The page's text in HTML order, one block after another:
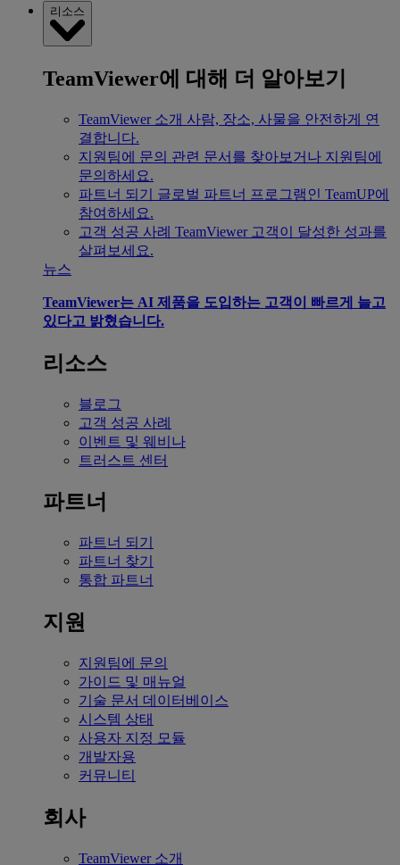
리소스
TeamViewer에 대해 더 알아보기
TeamViewer 소개 사람, 장소, 사물을 안전하게 연
결합니다.
지원팀에 문의 관련 문서를 찾아보거나 지원팀에
문의하세요.
파트너 되기
글로벌 파트너 프로그램인 TeamUP에
참여하세요.
고객 성공 사례 TeamViewer 고객이 달성한 성과를
살펴보세요.
뉴스
TeamViewer는 AI 제품을 도입하는 고객이 빠르게 늘고
있다고 밝혔습니다.
리소스
블로그
고객 성공 사례
이벤트 및 웨비나
트러스트 센터
파트너
파트너 되기
파트너 찾기
통합 파트너
지원
지원팀에 문의
가이드 및 매뉴얼
기술 문서 데이터베이스
시스템 상태
사용자 지정 모듈
개발자용
커뮤니티
회사
TeamViewer 소개